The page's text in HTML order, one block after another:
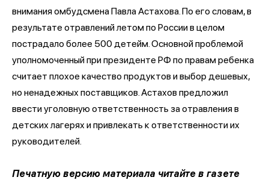
внимания омбудсмена Павла Астахова. По его словам, в
результате отравлений летом по России в целом
пострадало более 500 детейм. Основной проблемой
уполномоченный при президенте РФ по правам ребенка
считает плохое качество продуктов и выбор дешевых,
но ненадежных поставщиков. Астахов предложил
ввести уголовную ответственность за отравления в
детских лагерях и привлекать к ответственности их
руководителей.
Печатную версию материала читайте в газете